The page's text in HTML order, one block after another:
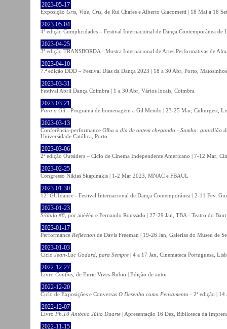
2023-05-17
Exposição Gris, Vide, Cris , de Rui Chafes e Alberto Giacometti | 18 Mai a 18
2023-05-04
4ª edição Cumplicidades – Festival Internacional de Dança Contemporânea
2023-04-25
3ª edição TRANSBORDA - Mostra Internacional de Artes Performativas de
2023-04-10
7.ª edição DDD – Festival Dias da Dança 2023 | 18 a 30 Abr, Porto,
2023-03-31
Festival Abril Dança Coimbra | 1 a 30 Abr, Vários locais, Coimbra
2023-03-21
Para o Gil - Programa de homenagem a Gil Mendo | 23-25 Mar, Culturgest,
2023-03-13
Conferência-performance Olha o dia de ontem chegando - Samba: guardião
Universidade Católica, Porto
2023-03-06
2ª edição Outsiders – Ciclo de Cinema Independente Americano | 7-12 Mar,
2023-02-25
Congresso Nikias Skapinakis | 1-2 Mar 2023, MNAC e FBAUL
2023-01-30
12º GUIdance - Festival Internacional de Dança Contemporânea | 2-11 Fev,
2023-01-23
S/título #8 , por auéééu e Fernando Roussado | 27-29 Jan, TBA - Teatro do
2023-01-17
Performance Reflection de Davis Freeman | 19-26 Jan, Galerias do Museu de
2023-01-03
Ciclo Jean-Luc Godard, para Sempre | 4 a 17 Jan, Cinemateca Portuguesa,
2022-12-27
Livro Confins , de Enric Vives-Rubio | Edição de autor
2022-12-20
Ciclo de Exposições e Conversas O Desenho como Pensamento - 2ª edição |
2022-12-07
Livro Ph.10 António Júlio Duarte | Apresentação 16 Dez, Biblioteca da
2022-11-15